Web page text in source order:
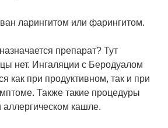
ларингитом или фарингитом.
препарат? Тут
нет. Ингаляции с Беродуалом
как при продуктивном, так и при
Также такие процедуры
аллергическом кашле.